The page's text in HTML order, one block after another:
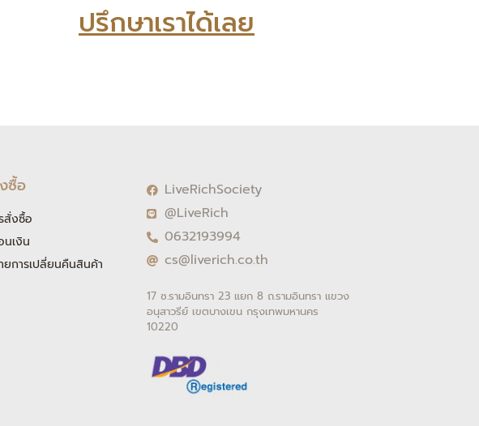
ปรึกษาเราได้เลย
ซื้อ
สั่งซื้อ
นเงิน
ยการเปลี่ยนคืนสินค้า
LiveRichSociety
@LiveRich
0632193994
cs@liverich.co.th
17 ซ.รามอินทรา 23 แยก 8 ถ.รามอินทรา แขวง
อนุสาวรีย์ เขตบางเขน กรุงเทพมหานคร
10220